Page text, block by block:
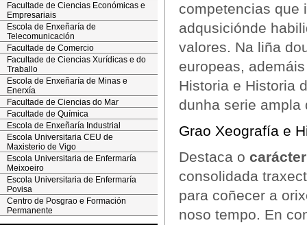
Facultade de Ciencias Económicas e
Empresariais
Escola de Enxeñaría de
Telecomunicación
Facultade de Comercio
Facultade de Ciencias Xurídicas e do
Traballo
Escola de Enxeñaría de Minas e
Enerxía
Facultade de Ciencias do Mar
Facultade de Química
Escola de Enxeñaría Industrial
Escola Universitaria CEU de
Maxisterio de Vigo
Escola Universitaria de Enfermaría
Meixoeiro
Escola Universitaria de Enfermaría
Povisa
Centro de Posgrao e Formación
Permanente
competencias que
adqusiciónde
valores. Na liña
europeas,
Historia e Historia
dunha serie
Grao Xeografía e
Destaca o
consolidada
para coñecer a
noso tempo. En